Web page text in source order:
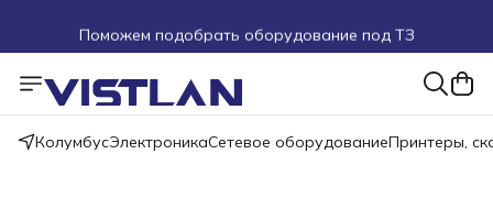
Поможем подобрать оборудование под ТЗ
Пуско-наладочные работы
Пришлите запрос на e-mail или в чат
КолумбусЭлектроникаСетевое оборудованиеПринтеры,